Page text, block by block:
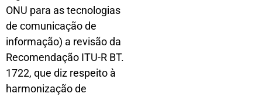
ONU para as tecnologias
de comunicação de
informação) a revisão da
Recomendação ITU-R BT.
1722, que diz respeito à
harmonização de